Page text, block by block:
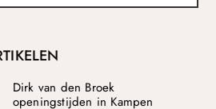
Dirk van den Broek
openingstijden in Kampen